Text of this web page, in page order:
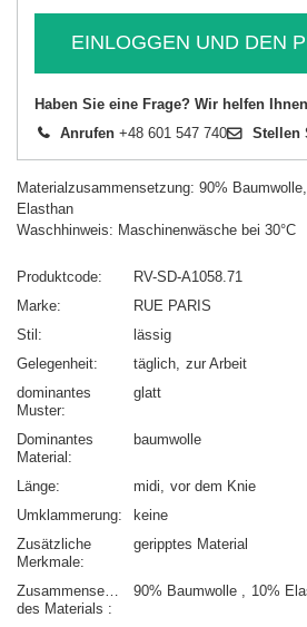
EINLOGGEN UND DEN
Haben Sie eine Frage? Wir helfen
Anrufen +48 601 547 740 Stellen
Materialzusammensetzung: 90%
Elasthan
Waschhinweis: Maschinenwäsche bei 30°C
Produktcode
RV-SD-A1058.71
Marke
RUE PARIS
Stil
lässig
Gelegenheit
täglich zur Arbeit
dominantes
Muster
glatt
Dominantes
Material
baumwolle
Länge midi
vor dem Knie
Umklammerung
keine
Zusätzliche
Merkmale
geripptes Material
Zusammensetzung
des Materials
90% Baumwolle 10%